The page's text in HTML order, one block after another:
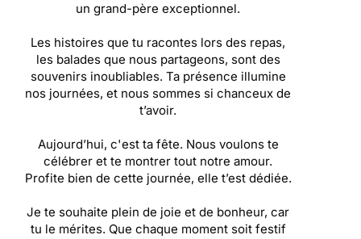
un grand-père exceptionnel.
Les histoires que tu racontes lors des repas,
les balades que nous partageons, sont des
souvenirs inoubliables. Ta présence illumine
nos journées, et nous sommes si chanceux de
t’avoir.
Aujourd’hui, c'est ta fête. Nous voulons te
célébrer et te montrer tout notre amour.
Profite bien de cette journée, elle t’est dédiée.
Je te souhaite plein de joie et de bonheur, car
tu le mérites. Que chaque moment soit festif